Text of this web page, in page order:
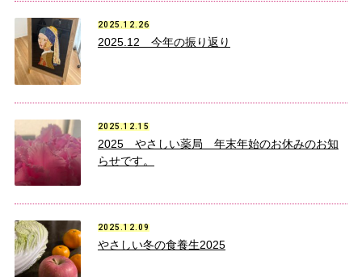
2025.12.26
2025.12 今年の振り返り
2025.12.15
2025 やさしい薬局 年末年始のお休みのお知
らせです。
2025.12.09
やさしい冬の食養生2025